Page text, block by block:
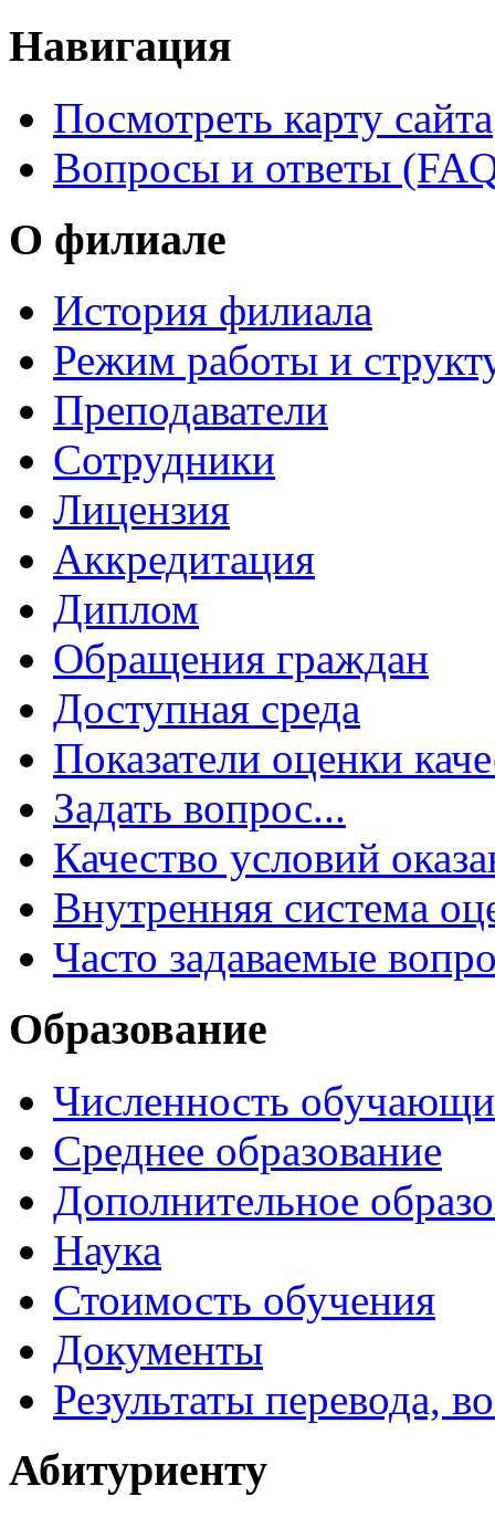
Навигация
Посмотреть карту сайта
Вопросы и ответы
О филиале
История филиала
Режим работы и
Преподаватели
Сотрудники
Лицензия
Аккредитация
Диплом
Обращения граждан
Доступная среда
Показатели оценки
Задать вопрос...
Качество условий
Внутренняя система
Часто задаваемые
Образование
Численность
Среднее образование
Дополнительное
Наука
Стоимость обучения
Документы
Результаты перевода,
Абитуриенту